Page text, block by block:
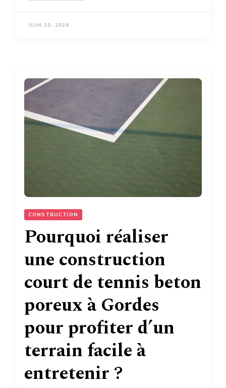
JUIN 30, 2026
CONSTRUCTION
Pourquoi réaliser
une construction
court de tennis beton
poreux à Gordes
pour profiter d’un
terrain facile à
entretenir ?